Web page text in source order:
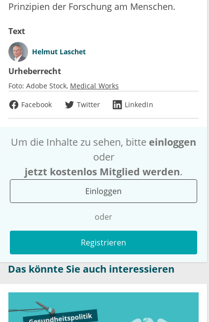
Prinzipien der Forschung am Menschen.
Text
Helmut Laschet
Urheberrecht
Foto: Adobe Stock Medical Works
Facebook
Twitter LinkedIn
Um die Inhalte zu sehen, bitte einloggen
oder
jetzt kostenlos Mitglied werden.
Einloggen
oder
Registrieren
Das könnte Sie auch interessieren